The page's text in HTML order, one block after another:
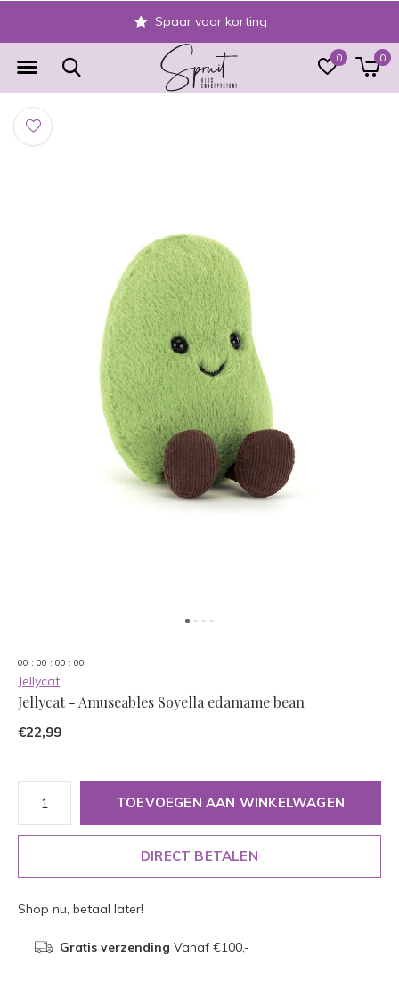
0 0
Spaar voor korting
00 : 00 : 00 : 00
Jellycat
Jellycat - Amuseables Soyella edamame bean
€22,99
TOEVOEGEN AAN WINKELWAGEN
DIRECT BETALEN
Shop nu, betaal later!
Gratis verzending Vanaf €100,-